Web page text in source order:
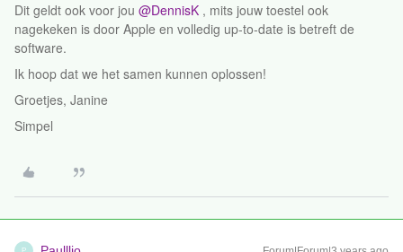
Dit geldt ook voor jou @DennisK , mits jouw toestel ook
nagekeken is door Apple en volledig up-to-date is betreft de
software.
Ik hoop dat we het samen kunnen oplossen!
Groetjes, Janine
Simpel
P